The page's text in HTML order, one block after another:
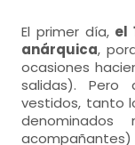
El primer día, el
anárquica,
ocasiones
salidas). Pero
vestidos, tanto
acompañantes)